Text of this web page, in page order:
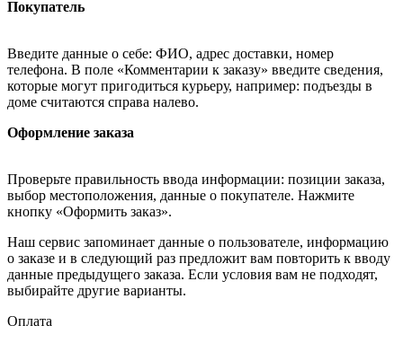
Покупатель
Введите данные о себе: ФИО, адрес доставки, номер
телефона. В поле «Комментарии к заказу» введите сведения,
которые могут пригодиться курьеру, например: подъезды в
доме считаются справа налево.
Оформление заказа
Проверьте правильность ввода информации: позиции заказа,
выбор местоположения, данные о покупателе. Нажмите
кнопку «Оформить заказ».
Наш сервис запоминает данные о пользователе, информацию
о заказе и в следующий раз предложит вам повторить к вводу
данные предыдущего заказа. Если условия вам не подходят,
выбирайте другие варианты.
Оплата